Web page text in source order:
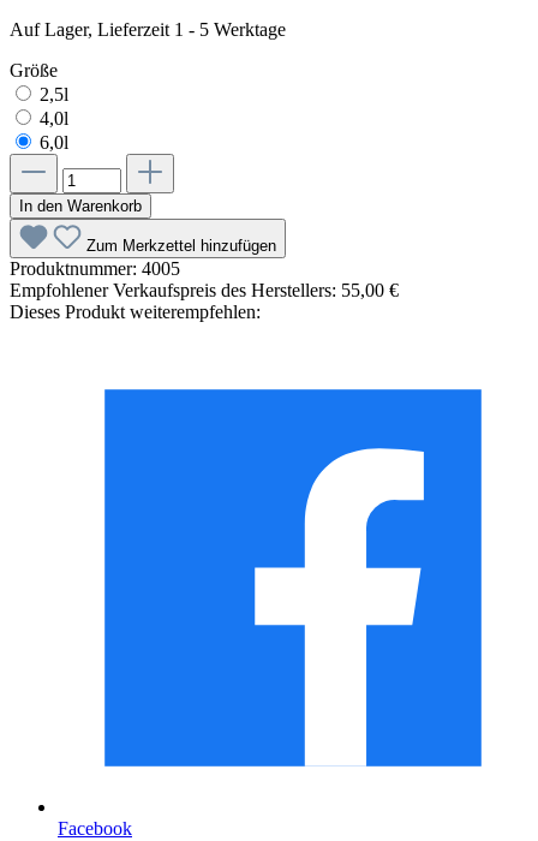
Auf Lager, Lieferzeit 1 - 5 Werktage
Größe
2,5l
4,0l
6,0l
In den Warenkorb
Zum Merkzettel hinzufügen
Produktnummer: 4005
Empfohlener Verkaufspreis des Herstellers: 55,00 €
Dieses Produkt weiterempfehlen:
Facebook